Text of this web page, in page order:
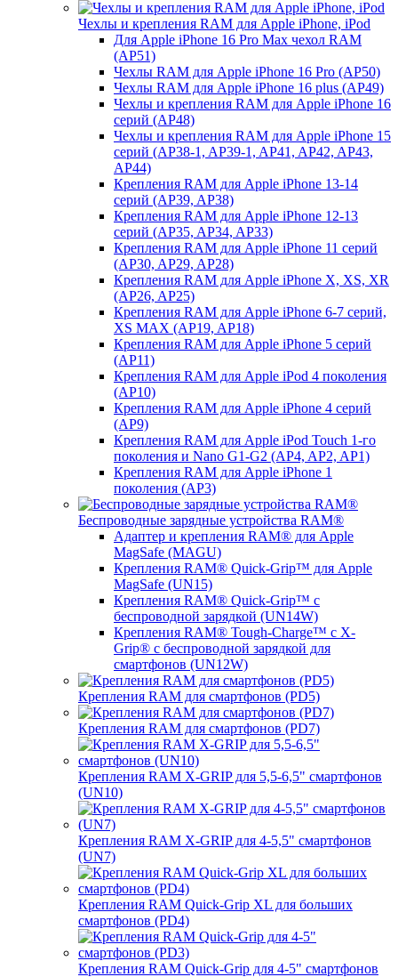
Чехлы и крепления RAM для Apple iPhone, iPod
Для Apple iPhone 16 Pro Max чехол RAM
(AP51)
Чехлы RAM для Apple iPhone 16 Pro (AP50)
Чехлы RAM для Apple iPhone 16 plus (AP49)
Чехлы и крепления RAM для Apple iPhone 16
серий (AP48)
Чехлы и крепления RAM для Apple iPhone 15
серий (AP38-1, AP39-1, AP41, AP42, AP43,
AP44)
Крепления RAM для Apple iPhone 13-14
серий (AP39, AP38)
Крепления RAM для Apple iPhone 12-13
серий (AP35, AP34, AP33)
Крепления RAM для Apple iPhone 11 серий
(AP30, AP29, AP28)
Крепления RAM для Apple iPhone X, XS, XR
(AP26, AP25)
Крепления RAM для Apple iPhone 6-7 серий,
XS MAX (AP19, AP18)
Крепления RAM для Apple iPhone 5 серий
(AP11)
Крепления RAM для Apple iPod 4 поколения
(AP10)
Крепления RAM для Apple iPhone 4 серий
(AP9)
Крепления RAM для Apple iPod Touch 1-го
поколения и Nano G1-G2 (AP4, AP2, AP1)
Крепления RAM для Apple iPhone 1
поколения (AP3)
Беспроводные зарядные устройства RAM®
Адаптер и крепления RAM® для Apple
MagSafe (MAGU)
Крепления RAM® Quick-Grip™ для Apple
MagSafe (UN15)
Крепления RAM® Quick-Grip™ с
беспроводной зарядкой (UN14W)
Крепления RAM® Tough-Charge™ с X-
Grip® с беспроводной зарядкой для
смартфонов (UN12W)
Крепления RAM для смартфонов (PD5)
Крепления RAM для смартфонов (PD7)
Крепления RAM X-GRIP для 5,5-6,5" смартфонов
(UN10)
Крепления RAM X-GRIP для 4-5,5" смартфонов
(UN7)
Крепления RAM Quick-Grip XL для больших
смартфонов (PD4)
Крепления RAM Quick-Grip для 4-5" смартфонов